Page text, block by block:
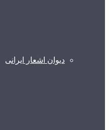
دیوان اشعار ایرانی